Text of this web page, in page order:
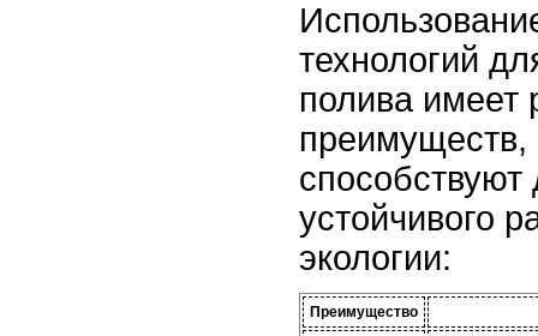
технологий
полива имеет
преимуществ,
устойчивого
экологии:
Преимущество